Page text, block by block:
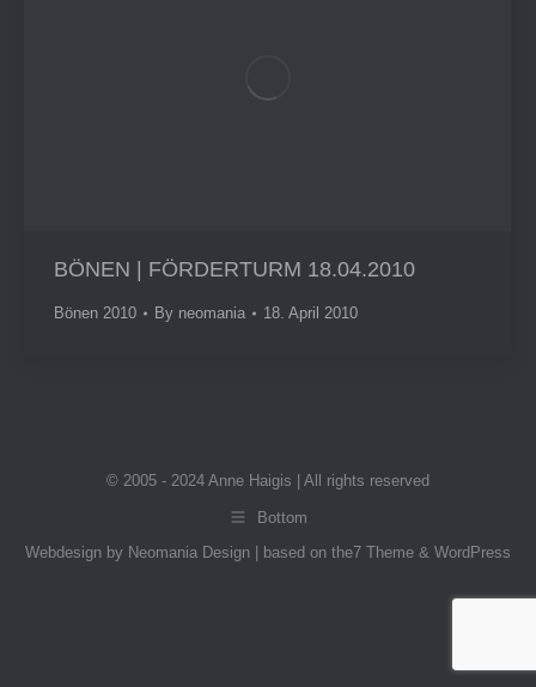
BÖNEN | FÖRDERTURM 18.04.2010
Bönen 2010 By neomania 18. April 2010
© 2005 - 2024 Anne Haigis | All rights reserved
Bottom
Webdesign by Neomania Design | based on the7 Theme & WordPress